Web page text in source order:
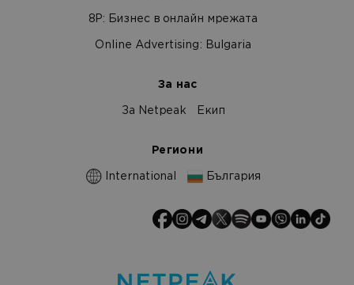
8Р: Бизнес в онлайн мрежата
Online Advertising: Bulgaria
За нас
За Netpeak Екип
Региони
International България